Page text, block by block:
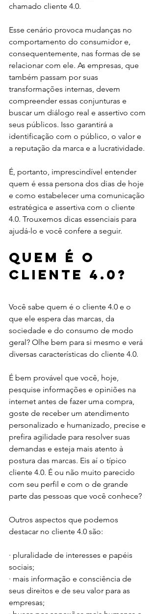
chamado cliente 4.0.
Esse cenário provoca mudanças no
comportamento do consumidor e,
consequentemente, nas formas de se
relacionar com ele. As empresas, que
também passam por suas
transformações internas, devem
compreender essas conjunturas e
buscar um diálogo real e assertivo com
seus públicos. Isso garantirá a
identificação com o público, o valor e
a reputação da marca e a lucratividade.
É, portanto, imprescindível entender
quem é essa persona dos dias de hoje
e como estabelecer uma comunicação
estratégica e assertiva com o cliente
4.0. Trouxemos dicas essenciais para
ajudá-lo e você confere a seguir.
Quem é o
cliente 4.0?
Você sabe quem é o cliente 4.0 e o
que ele espera das marcas, da
sociedade e do consumo de modo
geral? Olhe bem para si mesmo e verá
diversas características do cliente 4.0.
É bem provável que você, hoje,
pesquise informações e opiniões na
internet antes de fazer uma compra,
goste de receber um atendimento
personalizado e humanizado, precise e
prefira agilidade para resolver suas
demandas e esteja mais atento à
postura das marcas. Eis aí o típico
cliente 4.0. É ou não muito parecido
com seu perfil e com o de grande
parte das pessoas que você conhece?
Outros aspectos que podemos
destacar no cliente 4.0 são:
· pluralidade de interesses e papéis
sociais;
· mais informação e consciência de
seus direitos e de seu valor para as
empresas;